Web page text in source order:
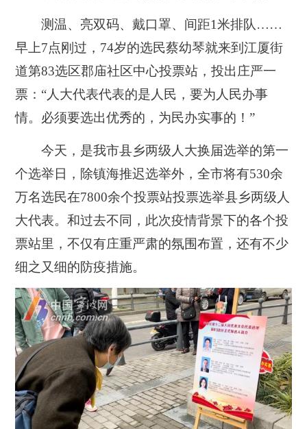
测温、亮双码、戴口罩、间距1米排队……
早上7点刚过，74岁的选民蔡幼琴就来到江厦街
道第83选区郡庙社区中心投票站，投出庄严一
票：“人大代表代表的是人民，要为人民办事
情。必须要选出优秀的，为民办实事的！”
今天，是我市县乡两级人大换届选举的第一
个选举日，除镇海推迟选举外，全市将有530余
万名选民在7800余个投票站投票选举县乡两级人
大代表。和过去不同，此次疫情背景下的各个投
票站里，不仅有庄重严肃的氛围布置，还有不少
细之又细的防疫措施。